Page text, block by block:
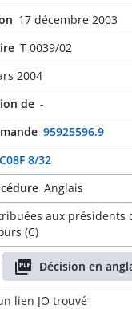
17 décembre 2003
T 0039/02
2004
de -
95925596.9
C08F 8/32
Anglais
aux présidents
(C)
Décision en
lien JO trouvé